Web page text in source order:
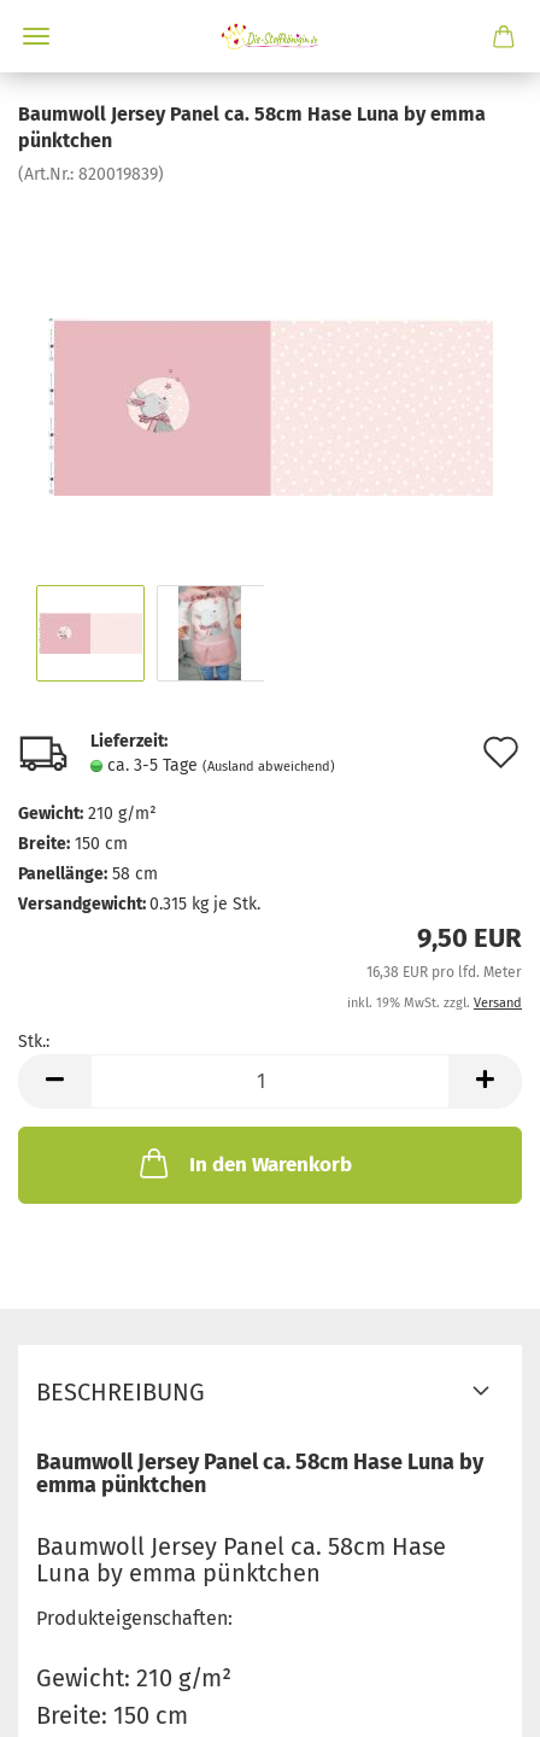
Baumwoll Jersey Panel ca. 58cm Hase Luna by emma
pünktchen
(Art.Nr.: 820019839)
Lieferzeit:
ca. 3-5 Tage (Ausland abweichend)
Gewicht: 210 g/m²
Breite: 150 cm
Panellänge: 58 cm
Versandgewicht:0.315 kg je Stk.
9,50 EUR
16,38 EUR pro lfd. Meter
inkl. 19% MwSt. zzgl. Versand
Stk.:
In den Warenkorb
BESCHREIBUNG
Baumwoll Jersey Panel ca. 58cm Hase Luna by
emma pünktchen
Baumwoll Jersey Panel ca. 58cm Hase
Luna by emma pünktchen
Produkteigenschaften:
Gewicht: 210 g/m²
Breite: 150 cm